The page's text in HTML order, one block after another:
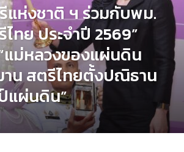
แห่งชาติ ฯ ร่วมกับพม.
ทย ประจำปี 2569”
แม่หลวงของแผ่นดิน
น สตรีไทยตั้งปณิธาน
แผ่นดิน”